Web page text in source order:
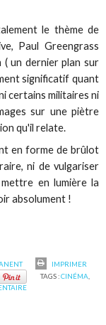
le thème de
Paul Greengrass
( un dernier plan sur
significatif quant
certains militaires ni
sur une piètre
qu'il relate.
en forme de brûlot
ni de vulgariser
en lumière la
absolument !
IMPRIMER
TAGS :CINÉMA